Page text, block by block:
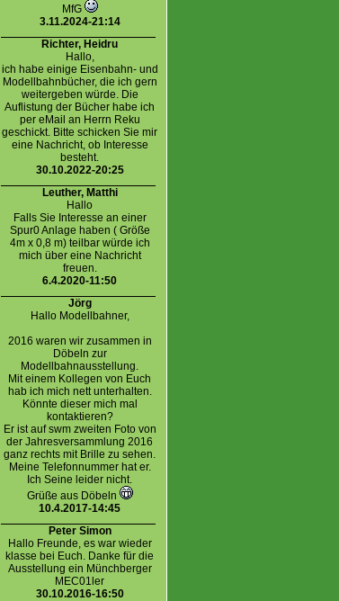
MfG
3.11.2024-21:14
Richter, Heidru
Hallo,
ich habe einige Eisenbahn- und
Modellbahnbücher, die ich gern
weitergeben würde. Die
Auflistung der Bücher habe ich
per eMail an Herrn Reku
geschickt. Bitte schicken Sie mir
eine Nachricht, ob Interesse
besteht.
30.10.2022-20:25
Leuther, Matthi
Hallo
Falls Sie Interesse an einer
Spur0 Anlage haben ( Größe
4m x 0,8 m) teilbar würde ich
mich über eine Nachricht
freuen.
6.4.2020-11:50
Jörg
Hallo Modellbahner,
2016 waren wir zusammen in
Döbeln zur
Modellbahnausstellung.
Mit einem Kollegen von Euch
hab ich mich nett unterhalten.
Könnte dieser mich mal
kontaktieren?
Er ist auf swm zweiten Foto von
der Jahresversammlung 2016
ganz rechts mit Brille zu sehen.
Meine Telefonnummer hat er.
Ich Seine leider nicht.
Grüße aus Döbeln
10.4.2017-14:45
Peter Simon
Hallo Freunde, es war wieder
klasse bei Euch. Danke für die
Ausstellung ein Münchberger
MEC01ler
30.10.2016-16:50